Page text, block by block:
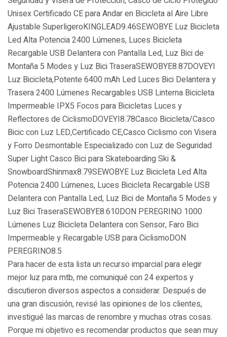
Unisex Certificado CE para Andar en Bicicleta al Aire Libre
Ajustable SuperligeroKINGLEAD9.46SEWOBYE Luz Bicicleta
Led Alta Potencia 2400 Lúmenes, Luces Bicicleta
Recargable USB Delantera con Pantalla Led, Luz Bici de
Montaña 5 Modes y Luz Bici TraseraSEWOBYE8.87DOVEYI
Luz Bicicleta,Potente 6400 mAh Led Luces Bici Delantera y
Trasera 2400 Lúmenes Recargables USB Linterna Bicicleta
Impermeable IPX5 Focos para Bicicletas Luces y
Reflectores de CiclismoDOVEYI8.78Casco Bicicleta/Casco
Bicic con Luz LED,Certificado CE,Casco Ciclismo con Visera
y Forro Desmontable Especializado con Luz de Seguridad
Super Light Casco Bici para Skateboarding Ski &
SnowboardShinmax8.79SEWOBYE Luz Bicicleta Led Alta
Potencia 2400 Lúmenes, Luces Bicicleta Recargable USB
Delantera con Pantalla Led, Luz Bici de Montaña 5 Modes y
Luz Bici TraseraSEWOBYE8.610DON PEREGRINO 1000
Lúmenes Luz Bicicleta Delantera con Sensor, Faro Bici
Impermeable y Recargable USB para CiclismoDON
PEREGRINO8.5
Para hacer de esta lista un recurso imparcial para elegir
mejor luz para mtb, ​​me comuniqué con 24 expertos y
discutieron diversos aspectos a considerar. Después de
una gran discusión, revisé las opiniones de los clientes,
investigué las marcas de renombre y muchas otras cosas.
Porque mi objetivo es recomendar productos que sean muy